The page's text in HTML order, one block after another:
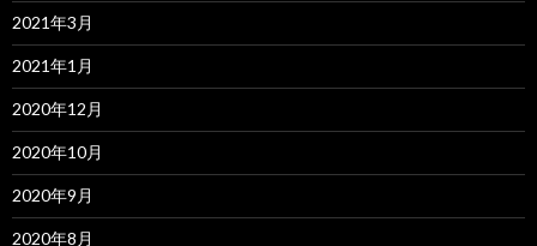
2021年3月
2021年1月
2020年12月
2020年10月
2020年9月
2020年8月